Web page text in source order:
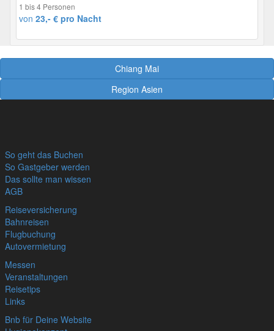
1 bis 4 Personen
von 23,- € pro Nacht
Chiang Mai
Region Asien
So geht das Buchen
So Gastgeber werden
Das sollte man wissen
AGB
Reiseversicherung
Bahnreisen
Flugbuchung
Autovermietung
Messen
Veranstaltungen
Reisetips
Links
Bnb für Deine Website